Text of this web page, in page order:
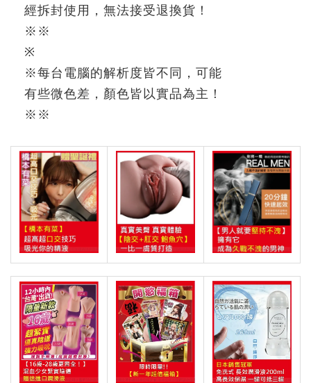
經拆封使用，無法接受退換貨！
※※
※
※每台電腦的解析度皆不同，可能
有些微色差，顏色皆以實品為主！
※ ※